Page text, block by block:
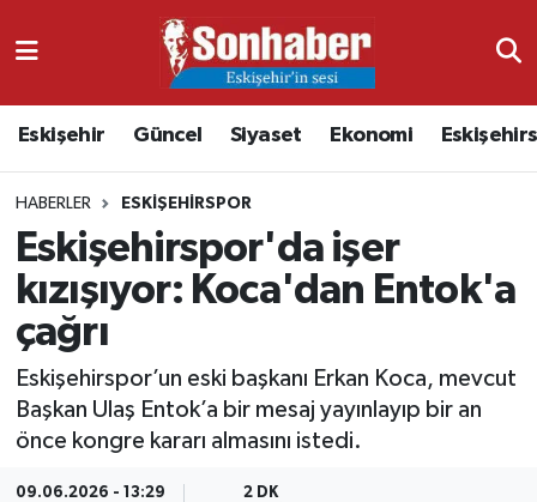
Eskişehir Güncel Siyaset Ekonomi
HABERLER ESKIŞEHIRSPOR
Eskişehirspor'da işer
kızışıyor: Koca'dan Entok'a
çağrı
Eskişehirspor’un eski başkanı Erkan Koca, mevcut
Başkan Ulaş Entok’a bir mesaj yayınlayıp bir an
önce kongre kararı almasını istedi.
09.06.2026 - 13:29 2 DK
Ekonomi
Güncel
Kültür & Sanat
Magazin
Resmi İlanlar
Nöbetçi Eczaneler
Namaz Vakitleri
Trafik Durumu
Süper Lig Puan Durumu ve Fikstür
Tüm Manşetler
Son Dakika Haberleri